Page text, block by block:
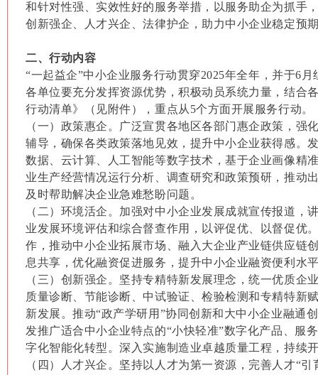
和针对性强、实效性好的服务举措，以服务助企为抓手
创新强企、人才兴企、法律护企，助力中小企业稳定预
二、行动内容
“一起益企”中小企业服务行动贯穿2025年全年，并于6
各单位要充分发挥资源优势，积极动员系统力量，结合
行动清单》（见附件），重点从5个方面开展服务行动。
（一）政策惠企。广泛宣贯各地区各部门惠企政策，强
辅导，确保各类政策落地见效，提升中小企业获得感。
数据、云计算、人工智能等数字技术，基于企业画像精
业生产经营情况运行分析、调查研究和政策预研，推动
及时帮助解决企业急难愁盼问题。
（二）环境活企。加强对中小企业发展成就宣传报道，
业发展环境评估和综合督查作用，以评促优、以督促优
作，推动中小企业拓展市场、融入大企业产业链供应链
息共享，优化融资促进服务，提升中小企业融资便利水
（三）创新强企。坚持专精特新发展理念，统一优质企
质量诊断、节能诊断、中试验证、检验检测和专精特新
新发展。推动“政产学研用”协同创新和大中小企业融通
发推广适合中小企业特点的“小快轻准”数字化产品、服
字化智能化转型。深入实施制造业卓越质量工程，持续
（四）人才兴企。坚持以人才为第一资源，完善人才“